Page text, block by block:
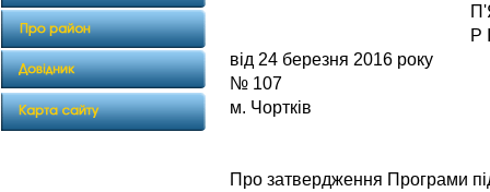
Р
від 24
№ 107
м. Чортків
Про затвердження Програми